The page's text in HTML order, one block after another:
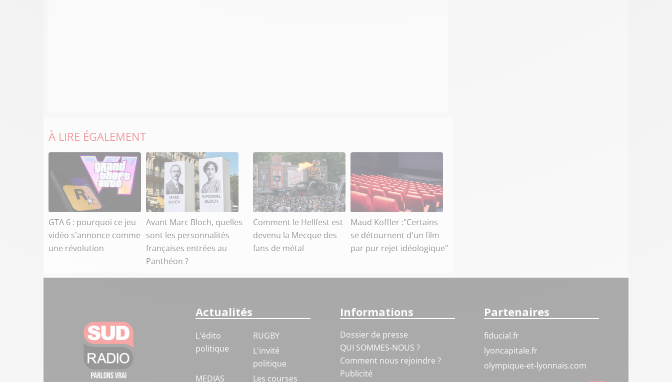
À LIRE ÉGALEMENT
GTA 6 : pourquoi ce jeu
vidéo s'annonce comme
une révolution
Avant Marc Bloch, quelles
sont les personnalités
françaises entrées au
Panthéon ?
Comment le Hellfest est
devenu la Mecque des
fans de métal
Maud Koffler :"Certains
se détournent d'un film
par pur rejet idéologique"
Actualités
L'édito
politique
RUGBY
L'invité
politique
MEDIAS
Les courses
Informations
Dossier de presse
QUI SOMMES-NOUS ?
Comment nous rejoindre ?
Publicité
Partenaires
fiducial.fr
lyoncapitale.fr
olympique-et-lyonnais.com